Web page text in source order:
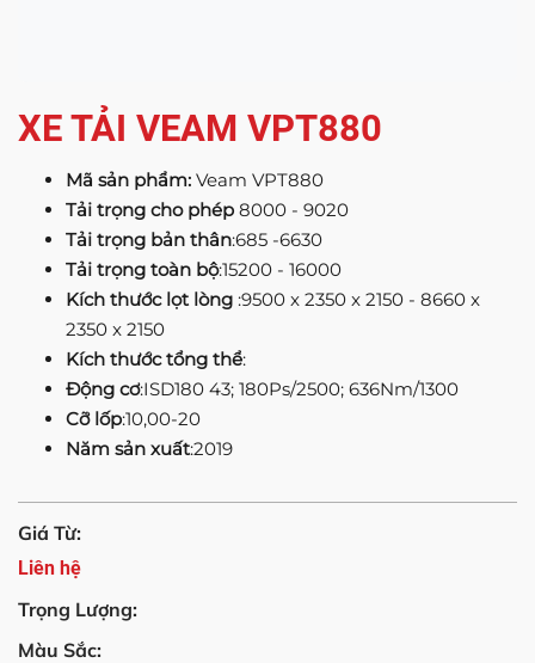
XE TẢI VEAM VPT880
Mã sản phẩm: Veam VPT880
Tải trọng cho phép 8000 - 9020
Tải trọng bản thân:685 -6630
Tải trọng toàn bộ:15200 - 16000
Kích thước lọt lòng :9500 x 2350 x 2150 - 8660 x
2350 x 2150
Kích thước tổng thể:
Động cơ:ISD180 43; 180Ps/2500; 636Nm/1300
Cỡ lốp:10,00-20
Năm sản xuất:2019
Giá Từ:
Liên hệ
Trọng Lượng:
Màu Sắc: